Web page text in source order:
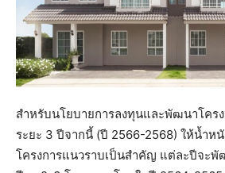
สำหรับนโยบายการลงทุนและพัฒนาโคร
ระยะ 3 ปีจากนี้ (ปี 2566-2568) ให้น้ำ
โครงการแนวราบเป็นสำคัญ แต่ละปีจะพั